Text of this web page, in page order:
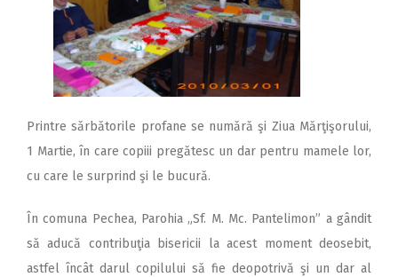
Printre sărbătorile profane se numără şi Ziua Mărţişorului,
1 Martie, în care copiii pregătesc un dar pentru mamele lor,
cu care le surprind şi le bucură.
În comuna Pechea, Parohia „Sf. M. Mc. Pantelimon” a gândit
să aducă contribuţia bisericii la acest moment deosebit,
astfel încât darul copilului să fie deopotrivă şi un dar al